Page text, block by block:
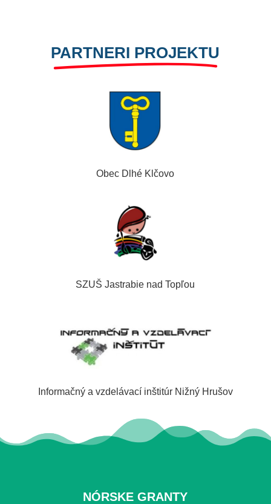
PARTNERI PROJEKTU
Obec Dlhé Klčovo
SZUŠ Jastrabie nad Topľou
Informačný a vzdelávací inštitúr Nižný Hrušov
NÓRSKE GRANTY